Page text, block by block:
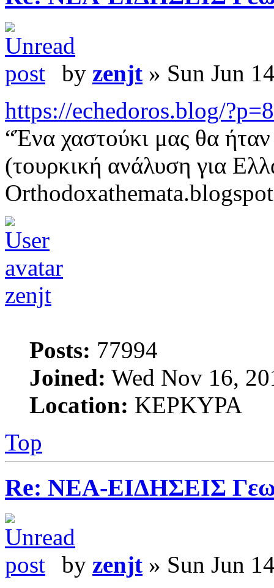
by zenjt » Sun Jun
https://echedoros.blog/
“Ένα χαστούκι μας θα
(τουρκική ανάλυση για
zenjt
Posts: 77994
Joined: Wed Nov 16,
Location: ΚΕΡΚΥΡΑ
Top
Re: ΝΕΑ-ΕΙΔΗΣΕΙΣ
by zenjt » Sun Jun